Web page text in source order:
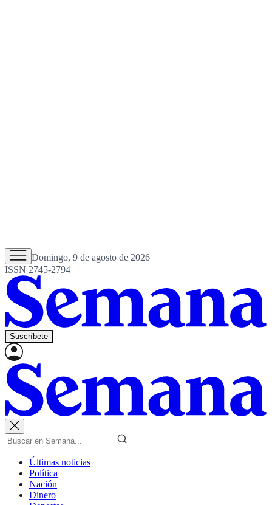
Domingo, 9 de agosto de 2026
ISSN 2745-2794
Suscríbete
Últimas noticias
Política
Nación
Dinero